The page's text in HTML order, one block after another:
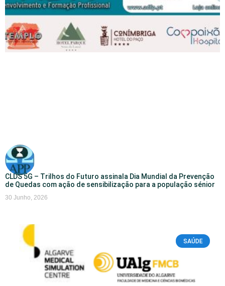
CLDS 5G – Trilhos do Futuro assinala Dia Mundial da Prevenção
de Quedas com ação de sensibilização para a população sénior
30 Junho, 2026
SAÚDE